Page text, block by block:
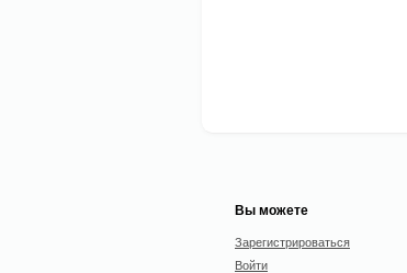
Вы можете
Зарегистрироваться
Войти